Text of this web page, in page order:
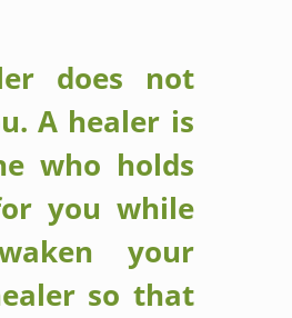
does not
A healer is
who holds
you while
your
so that